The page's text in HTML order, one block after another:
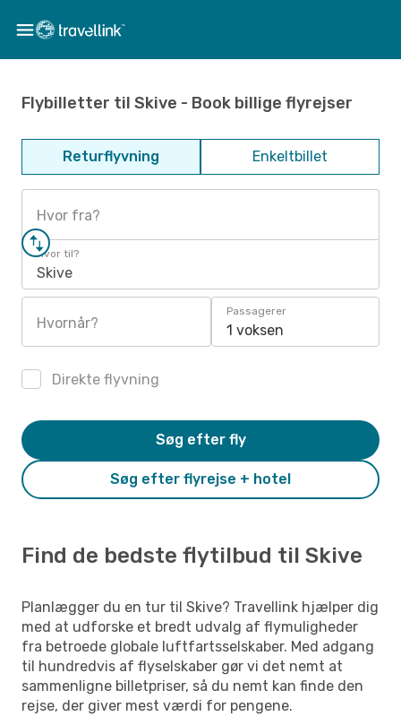
Flybilletter til Skive - Book billige flyrejser
Returflyvning Enkeltbillet
Hvor fra?
Hvor til?
Skive
Hvornår?
Passagerer
1 voksen
Direkte flyvning
Søg efter flyrejse + hotel
Søg efter fly
Find de bedste flytilbud til Skive
Planlægger du en tur til Skive? Travellink hjælper dig
med at udforske et bredt udvalg af flymuligheder
fra betroede globale luftfartsselskaber. Med adgang
til hundredvis af flyselskaber gør vi det nemt at
sammenligne billetpriser, så du nemt kan finde den
rejse, der giver mest værdi for pengene.